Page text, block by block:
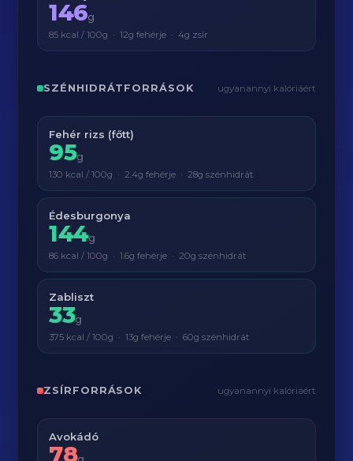
146g
85 kcal / 100g · 12g fehérje · 4g zsír
SZÉNHIDRÁTFORRÁSOK ugyanannyi kalóriáért
Fehér rizs (főtt)
95g
130 kcal / 100g · 2.4g fehérje · 28g szénhidrát
Édesburgonya
144g
86 kcal / 100g · 1.6g fehérje · 20g szénhidrát
Zabliszt
33g
375 kcal / 100g · 13g fehérje · 60g szénhidrát
ZSÍRFORRÁSOK ugyanannyi kalóriáért
Avokádó
78